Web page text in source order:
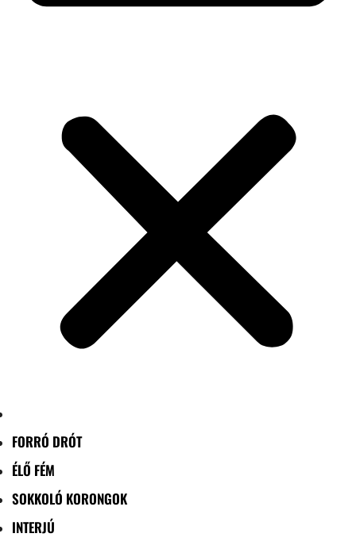
FORRÓ DRÓT
ÉLŐ FÉM
SOKKOLÓ KORONGOK
INTERJÚ